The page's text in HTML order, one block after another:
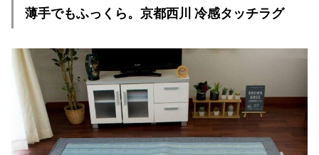
薄手でもふっくら。京都西川 冷感タッチラグ